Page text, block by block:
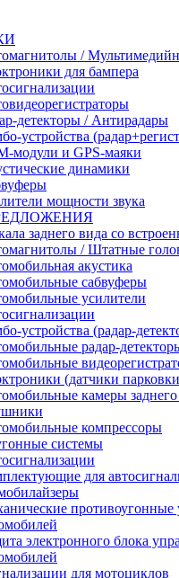
/
для бампера
детекторы / Антирадары
устройства
модули и GPS-маяки
динамики
мощности звука
заднего вида со
/ Штатные
акустика
сабвуферы
усилители
устройства (радар-
радар-
(датчики
камеры заднего
компрессоры
системы
для
противоугонные
электронного блока
для мотоциклов